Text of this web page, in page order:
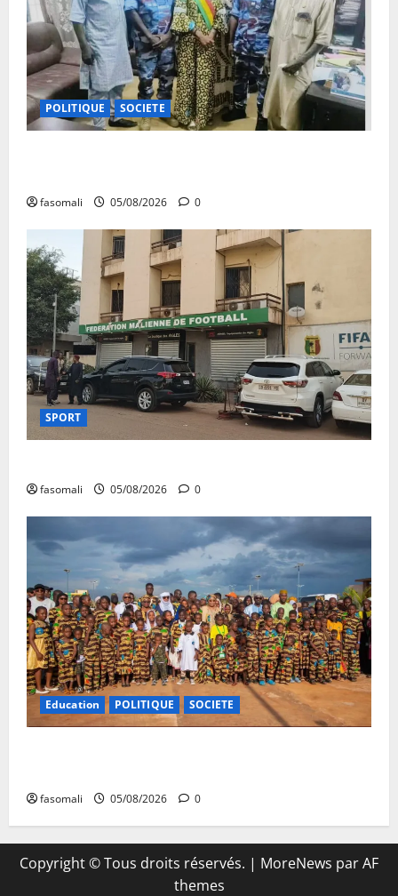
POLITIQUE SOCIETE
fasomali 05/08/2026 0
SPORT
fasomali 05/08/2026 0
Education POLITIQUE SOCIETE
fasomali 05/08/2026 0
Copyright © Tous droits réservés. | MoreNews par AF
themes